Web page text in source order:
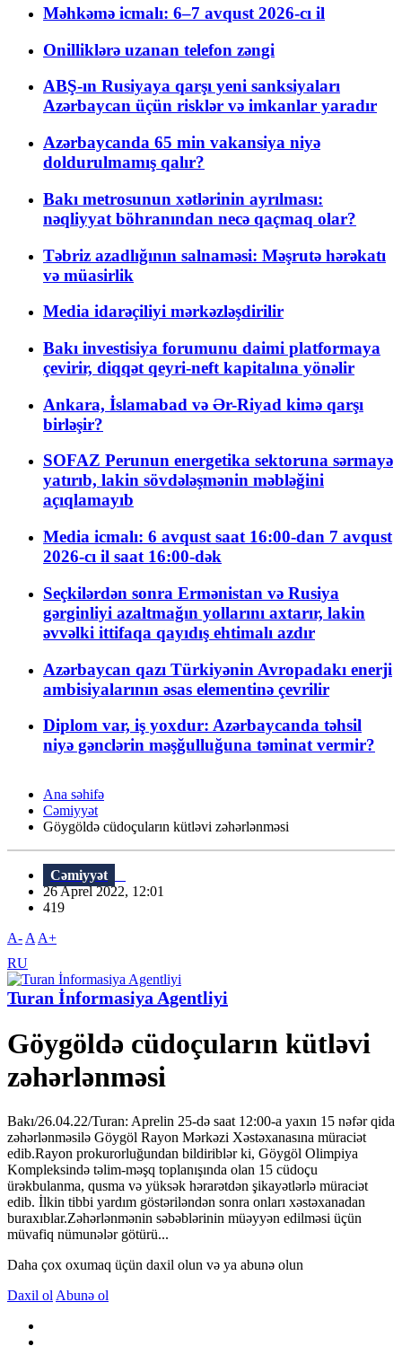
Məhkəmə icmalı: 6–7 avqust 2026-cı il
Onilliklərə uzanan telefon zəngi
ABŞ-ın Rusiyaya qarşı yeni sanksiyaları
Azərbaycan üçün risklər və imkanlar yaradır
Azərbaycanda 65 min vakansiya niyə
doldurulmamış qalır?
Bakı metrosunun xətlərinin ayrılması:
nəqliyyat böhranından necə qaçmaq olar?
Təbriz azadlığının salnaməsi: Məşrutə hərəkatı
və müasirlik
Media idarəçiliyi mərkəzləşdirilir
Bakı investisiya forumunu daimi platformaya
çevirir, diqqət qeyri-neft kapitalına yönəlir
Ankara, İslamabad və Ər-Riyad kimə qarşı
birləşir?
SOFAZ Perunun energetika sektoruna sərmayə
yatırıb, lakin sövdələşmənin məbləğini
açıqlamayıb
Media icmalı: 6 avqust saat 16:00-dan 7 avqust
2026-cı il saat 16:00-dək
Seçkilərdən sonra Ermənistan və Rusiya
gərginliyi azaltmağın yollarını axtarır, lakin
əvvəlki ittifaqa qayıdış ehtimalı azdır
Azərbaycan qazı Türkiyənin Avropadakı enerji
ambisiyalarının əsas elementinə çevrilir
Diplom var, iş yoxdur: Azərbaycanda təhsil
niyə gənclərin məşğulluğuna təminat vermir?
Ana səhifə
Cəmiyyət
Göygöldə cüdoçuların kütləvi zəhərlənməsi
Cəmiyyət
26 Aprel 2022, 12:01
419
A- A A+
RU
Turan İnformasiya Agentliyi
Göygöldə cüdoçuların kütləvi
zəhərlənməsi
Bakı/26.04.22/Turan: Aprelin 25-də saat 12:00-a yaxın 15 nəfər qida
zəhərlənməsilə Göygöl Rayon Mərkəzi Xəstəxanasına müraciət
edib.Rayon prokurorluğundan bildiriblər ki, Göygöl Olimpiya
Kompleksində təlim-məşq toplanışında olan 15 cüdoçu
ürəkbulanma, qusma və yüksək hərarətdən şikayətlərlə müraciət
edib. İlkin tibbi yardım göstəriləndən sonra onları xəstəxanadan
buraxıblar.Zəhərlənmənin səbəblərinin müəyyən edilməsi üçün
müvafiq nümunələr götürü...
Daha çox oxumaq üçün daxil olun və ya abunə olun
Daxil ol Abunə ol